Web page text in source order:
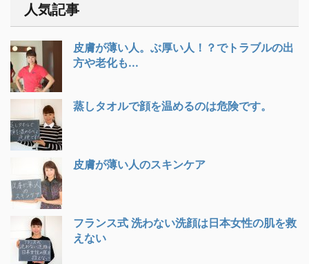
人気記事
皮膚が薄い人。ぶ厚い人！？でトラブルの出
方や老化も...
蒸しタオルで顔を温めるのは危険です。
皮膚が薄い人のスキンケア
フランス式 洗わない洗顔は日本女性の肌を救
えない